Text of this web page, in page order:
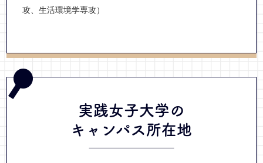
攻、生活環境学専攻）
実践女子大学の
キャンパス所在地